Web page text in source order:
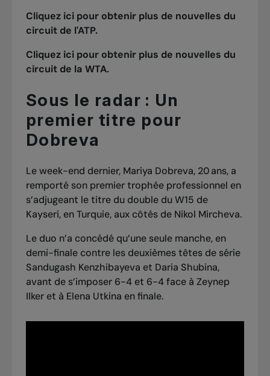
Cliquez ici pour obtenir plus de nouvelles du
circuit de l'ATP.
Cliquez ici pour obtenir plus de nouvelles du
circuit de la WTA.
Sous le radar : Un
premier titre pour
Dobreva
Le week-end dernier, Mariya Dobreva, 20 ans, a
remporté son premier trophée professionnel en
s’adjugeant le titre du double du W15 de
Kayseri, en Turquie, aux côtés de Nikol Mircheva.
Le duo n’a concédé qu’une seule manche, en
demi-finale contre les deuxièmes têtes de série
Sandugash Kenzhibayeva et Daria Shubina,
avant de s’imposer 6-4 et 6-4 face à Zeynep
Ilker et à Elena Utkina en finale.